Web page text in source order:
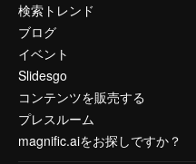
検索トレンド
ブログ
イベント
Slidesgo
コンテンツを販売する
プレスルーム
magnific.aiをお探しですか？